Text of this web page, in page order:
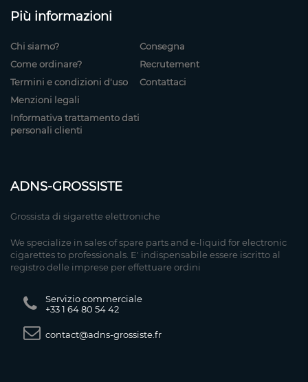
Più informazioni
Chi siamo?
Come ordinare?
Termini e condizioni d'uso
Menzioni legali
Informativa trattamento dati
personali clienti
Consegna
Recrutement
Contattaci
ADNS-GROSSISTE
Grossista di sigarette elettroniche
We specialize in sales of spare parts and e-liquid for electronic
cigarettes to professionals. E' indispensabile essere iscritto al
registro delle imprese per effettuare ordini
Servizio commerciale
+33 1 64 80 54 42
contact@adns-grossiste.fr